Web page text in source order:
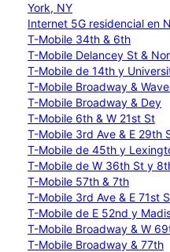
York, NY
Internet 5G residencial en
T-Mobile 34th & 6th
T-Mobile Delancey St &
T-Mobile de 14th y
T-Mobile Broadway &
T-Mobile Broadway & Dey
T-Mobile 6th & W 21st St
T-Mobile 3rd Ave & E 29th
T-Mobile de 45th y
T-Mobile de W 36th St y
T-Mobile 57th & 7th
T-Mobile 3rd Ave & E 71st
T-Mobile de E 52nd y
T-Mobile Broadway & W
T-Mobile Broadway & 77th